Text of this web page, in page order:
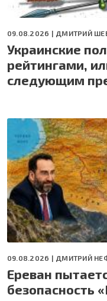
09.08.2026 | ДМИТРИЙ
Украинские
рейтингами,
следующим
09.08.2026 | ДМИТРИЙ
Ереван
безопасность